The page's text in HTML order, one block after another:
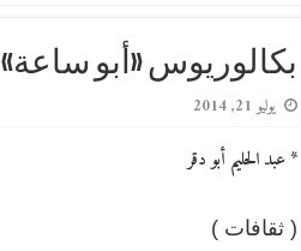
بكالوريوس «أبو ساعة»
يوليو 21, 2014
* عبد الحليم أبو دقر
( ثقافات )